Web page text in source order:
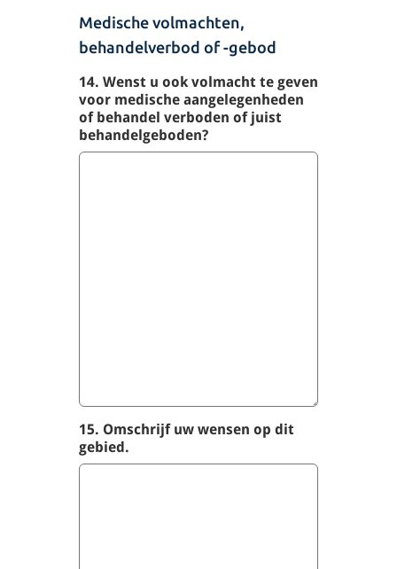
Medische volmachten,
behandelverbod of -gebod
14. Wenst u ook volmacht te geven
voor medische aangelegenheden
of behandel verboden of juist
behandelgeboden?
15. Omschrijf uw wensen op dit
gebied.